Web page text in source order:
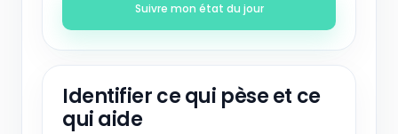
Suivre mon état du jour
Identifier ce qui pèse et ce
qui aide